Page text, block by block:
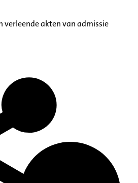
verleende akten van admissie